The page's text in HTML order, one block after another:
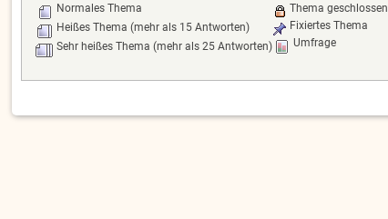
Normales Thema
Heißes Thema (mehr als 15 Antworten)
Sehr heißes Thema (mehr als 25 Antworten)
Thema geschlossen
Fixiertes Thema
Umfrage